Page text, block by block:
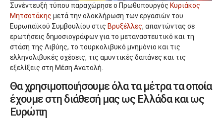
Συνέντευξή τύπου παραχώρησε ο Πρωθυπουργός Κυριάκος
Μητσοτάκης μετά την ολοκλήρωση των εργασιών του
Ευρωπαϊκού Συμβουλίου στις Βρυξέλλες, απαντώντας σε
ερωτήσεις δημοσιογράφων για το μεταναστευτικό και τη
στάση της Λιβύης, το τουρκολιβυκό μνημόνιο και τις
ελληνολιβυκές σχέσεις, τις αμυντικές δαπάνες και τις
εξελίξεις στη Μέση Ανατολή.
Θα χρησιμοποιήσουμε όλα τα μέτρα τα οποία
έχουμε στη διάθεσή μας ως Ελλάδα και ως
Ευρώπη